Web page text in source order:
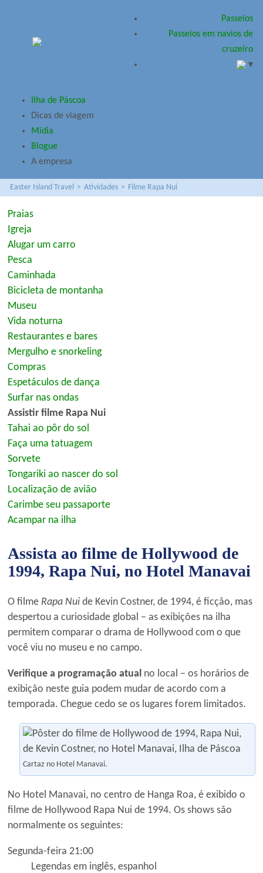
Passeios
Passeios em navios de
cruzeiro
▾
Ilha de Páscoa
Dicas de viagem
Mídia
Blogue
A empresa
Easter Island Travel > Atividades > Filme Rapa Nui
Praias
Igreja
Alugar um carro
Pesca
Caminhada
Bicicleta de montanha
Museu
Vida noturna
Restaurantes e bares
Mergulho e snorkeling
Compras
Espetáculos de dança
Surfar nas ondas
Assistir filme Rapa Nui
Tahai ao pôr do sol
Faça uma tatuagem
Sorvete
Tongariki ao nascer do sol
Localização de avião
Carimbe seu passaporte
Acampar na ilha
Assista ao filme de Hollywood de
1994, Rapa Nui, no Hotel Manavai
O filme Rapa Nui de Kevin Costner, de 1994, é ficção, mas
despertou a curiosidade global – as exibições na ilha
permitem comparar o drama de Hollywood com o que
você viu no museu e no campo.
Verifique a programação atual no local – os horários de
exibição neste guia podem mudar de acordo com a
temporada. Chegue cedo se os lugares forem limitados.
Cartaz no Hotel Manavai.
No Hotel Manavai, no centro de Hanga Roa, é exibido o
filme de Hollywood Rapa Nui de 1994. Os shows são
normalmente os seguintes:
Segunda-feira 21:00
Legendas em inglês, espanhol